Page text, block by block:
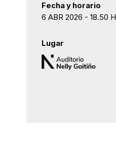
Fecha y horario
6 ABR 2026 - 18.50 H
Lugar